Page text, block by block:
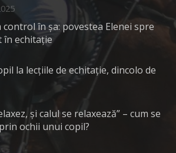
control în șa: povestea Elenei spre
în echitație
la lecțiile de echitație, dincolo de
și calul se relaxează” – cum se
ochii unui copil?